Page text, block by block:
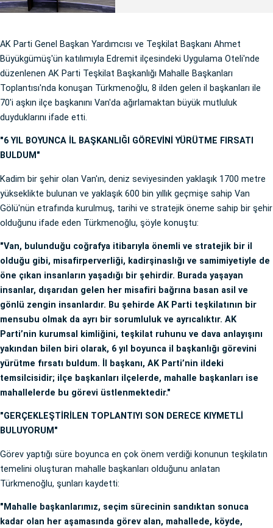
AK Parti Genel Başkan Yardımcısı ve Teşkilat Başkanı Ahmet
Büyükgümüş'ün katılımıyla Edremit ilçesindeki Uygulama Oteli'nde
düzenlenen AK Parti Teşkilat Başkanlığı Mahalle Başkanları
Toplantısı'nda konuşan Türkmenoğlu, 8 ilden gelen il başkanları ile
70'i aşkın ilçe başkanını Van'da ağırlamaktan büyük mutluluk
duyduklarını ifade etti.
"6 YIL BOYUNCA İL BAŞKANLIĞI GÖREVİNİ YÜRÜTME FIRSATI
BULDUM"
Kadim bir şehir olan Van'ın, deniz seviyesinden yaklaşık 1700 metre
yükseklikte bulunan ve yaklaşık 600 bin yıllık geçmişe sahip Van
Gölü'nün etrafında kurulmuş, tarihi ve stratejik öneme sahip bir şehir
olduğunu ifade eden Türkmenoğlu, şöyle konuştu:
"Van, bulunduğu coğrafya itibarıyla önemli ve stratejik bir il
olduğu gibi, misafirperverliği, kadirşinaslığı ve samimiyetiyle de
öne çıkan insanların yaşadığı bir şehirdir. Burada yaşayan
insanlar, dışarıdan gelen her misafiri bağrına basan asil ve
gönlü zengin insanlardır. Bu şehirde AK Parti teşkilatının bir
mensubu olmak da ayrı bir sorumluluk ve ayrıcalıktır. AK
Parti’nin kurumsal kimliğini, teşkilat ruhunu ve dava anlayışını
yakından bilen biri olarak, 6 yıl boyunca il başkanlığı görevini
yürütme fırsatı buldum. İl başkanı, AK Parti’nin ildeki
temsilcisidir; ilçe başkanları ilçelerde, mahalle başkanları ise
mahallelerde bu görevi üstlenmektedir."
"GERÇEKLEŞTİRİLEN TOPLANTIYI SON DERECE KIYMETLİ
BULUYORUM"
Görev yaptığı süre boyunca en çok önem verdiği konunun teşkilatın
temelini oluşturan mahalle başkanları olduğunu anlatan
Türkmenoğlu, şunları kaydetti:
"Mahalle başkanlarımız, seçim sürecinin sandıktan sonuca
kadar olan her aşamasında görev alan, mahallede, köyde,